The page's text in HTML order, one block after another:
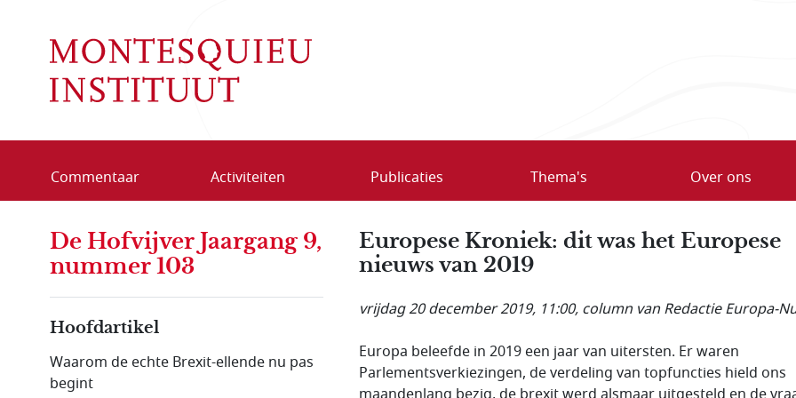
Commentaar Activiteiten Publicaties Thema's Over ons
Europese Kroniek: dit was het Europese
nieuws van 2019
vrijdag 20 december 2019, 11:00, column van Redactie Europa-
Europa beleefde in 2019 een jaar van uitersten. Er waren
Parlementsverkiezingen, de verdeling van topfuncties hield ons
De Hofvijver Jaargang 9,
nummer 103
Hoofdartikel
Waarom de echte Brexit-ellende nu pas
begint